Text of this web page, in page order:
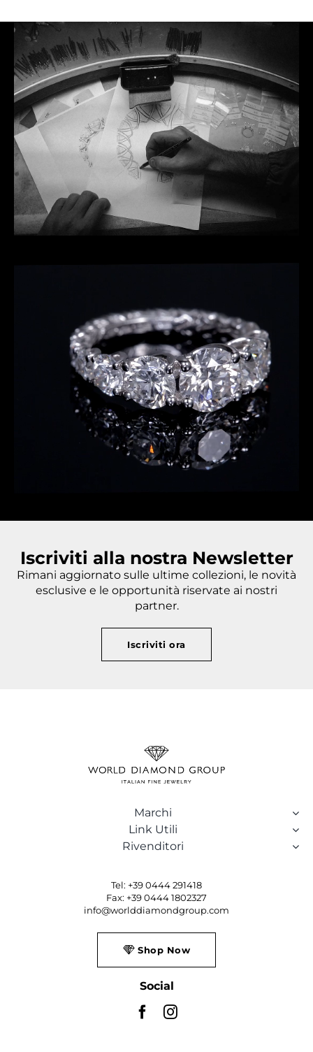
Iscriviti alla nostra Newsletter
Rimani aggiornato sulle ultime collezioni, le novità
esclusive e le opportunità riservate ai nostri
partner.
Iscriviti ora
Marchi
Link Utili
Rivenditori
Tel: +39 0444 291418
Fax: +39 0444 1802327
info@worlddiamondgroup.com
Shop Now
Social